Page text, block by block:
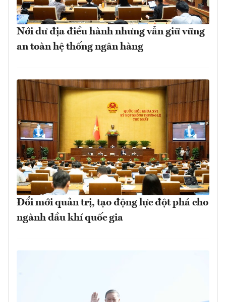
Nới dư địa điều hành nhưng vẫn giữ vững
an toàn hệ thống ngân hàng
Đổi mới quản trị, tạo động lực đột phá cho
ngành dầu khí quốc gia